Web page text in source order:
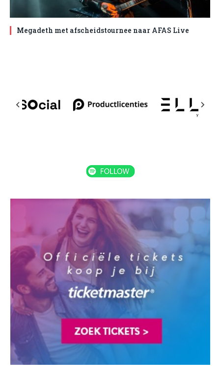
Megadeth met afscheidstournee naar AFAS Live